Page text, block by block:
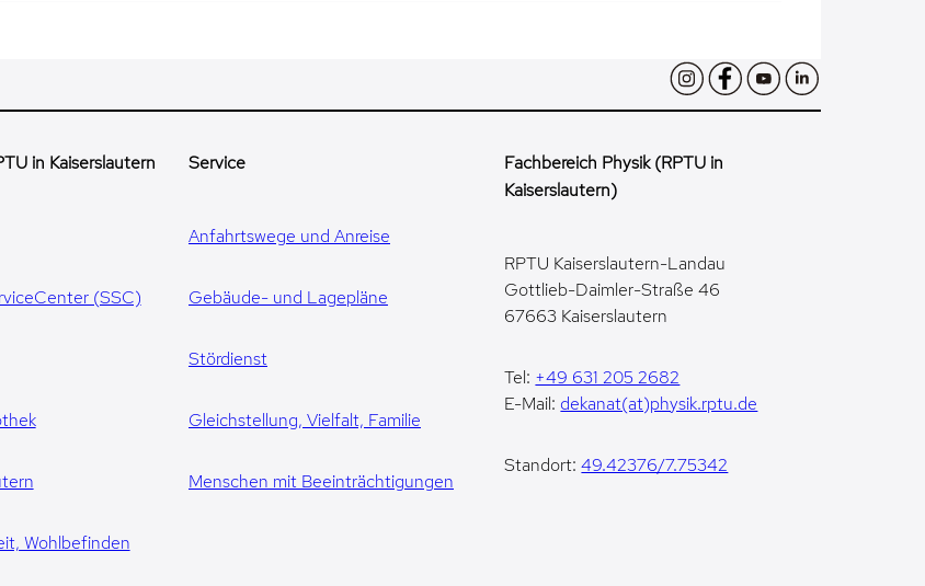
in Kaiserslautern
(SSC)
Wohlbefinden
Service
Anfahrtswege und Anreise
Gebäude- und Lagepläne
Stördienst
Gleichstellung, Vielfalt, Familie
Menschen mit Beeinträchtigungen
Fachbereich Physik (RPTU in
Kaiserslautern)
RPTU Kaiserslautern-Landau
Gottlieb-Daimler-Straße 46
67663 Kaiserslautern
Tel: +49 631 205 2682
E-Mail: dekanat(at)physik.rptu.de
Standort:49.42376/7.75342